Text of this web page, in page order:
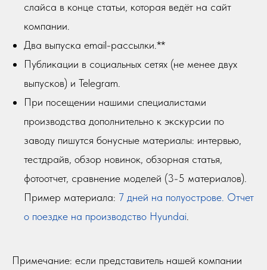
слайса в конце статьи, которая ведёт на сайт
компании.
Два выпуска email-рассылки.**
Публикации в социальных сетях (не менее двух
выпусков) и Telegram.
При посещении нашими специалистами
производства дополнительно к экскурсии по
заводу пишутся бонусные материалы: интервью,
тестдрайв, обзор новинок, обзорная статья,
фотоотчет, сравнение моделей (3-5 материалов).
Пример материала: 7 дней на полуострове. Отчет
о поездке на производство Hyundai
Примечание: если представитель нашей компании